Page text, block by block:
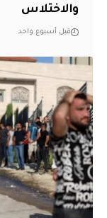
والاختلاس
قبل أسبوع واحد